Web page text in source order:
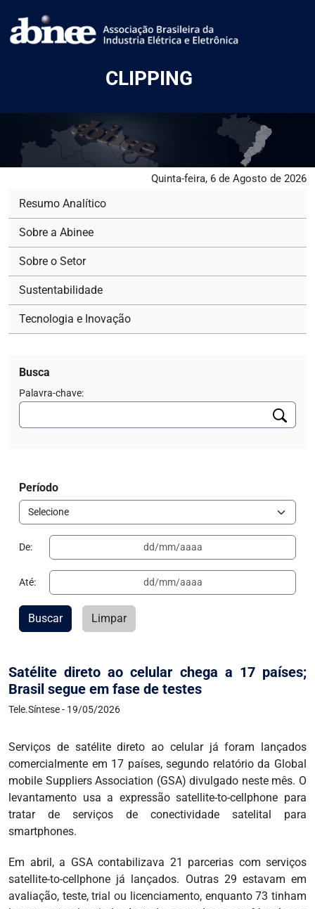
CLIPPING
Quinta-feira, 6 de Agosto de 2026
Satélite direto ao celular chega a 17 países;
Brasil segue em fase de testes
Tele.Síntese - 19/05/2026
Serviços de satélite direto ao celular já foram lançados
comercialmente em 17 países, segundo relatório da Global
mobile Suppliers Association (GSA) divulgado neste mês. O
levantamento usa a expressão satellite-to-cellphone para
tratar de serviços de conectividade satelital para
smartphones.
Em abril, a GSA contabilizava 21 parcerias com serviços
satellite-to-cellphone já lançados. Outras 29 estavam em
avaliação, teste, trial ou licenciamento, enquanto 73 tinham
Resumo Analítico
Sobre a Abinee
Sobre o Setor
Sustentabilidade
Tecnologia e Inovação
Busca
Palavra-chave:
Período
De:
Até:
Buscar Limpar